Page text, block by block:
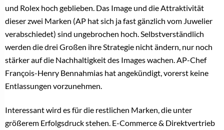
und Rolex hoch geblieben. Das Image und die Attraktivität
dieser zwei Marken (AP hat sich ja fast gänzlich vom Juwelier
verabschiedet) sind ungebrochen hoch. Selbstverständlich
werden die drei Großen ihre Strategie nicht ändern, nur noch
stärker auf die Nachhaltigkeit des Images wachen. AP-Chef
François-Henry Bennahmias hat angekündigt, vorerst keine
Entlassungen vorzunehmen.
Interessant wird es für die restlichen Marken, die unter
größerem Erfolgsdruck stehen. E-Commerce & Direktvertrieb